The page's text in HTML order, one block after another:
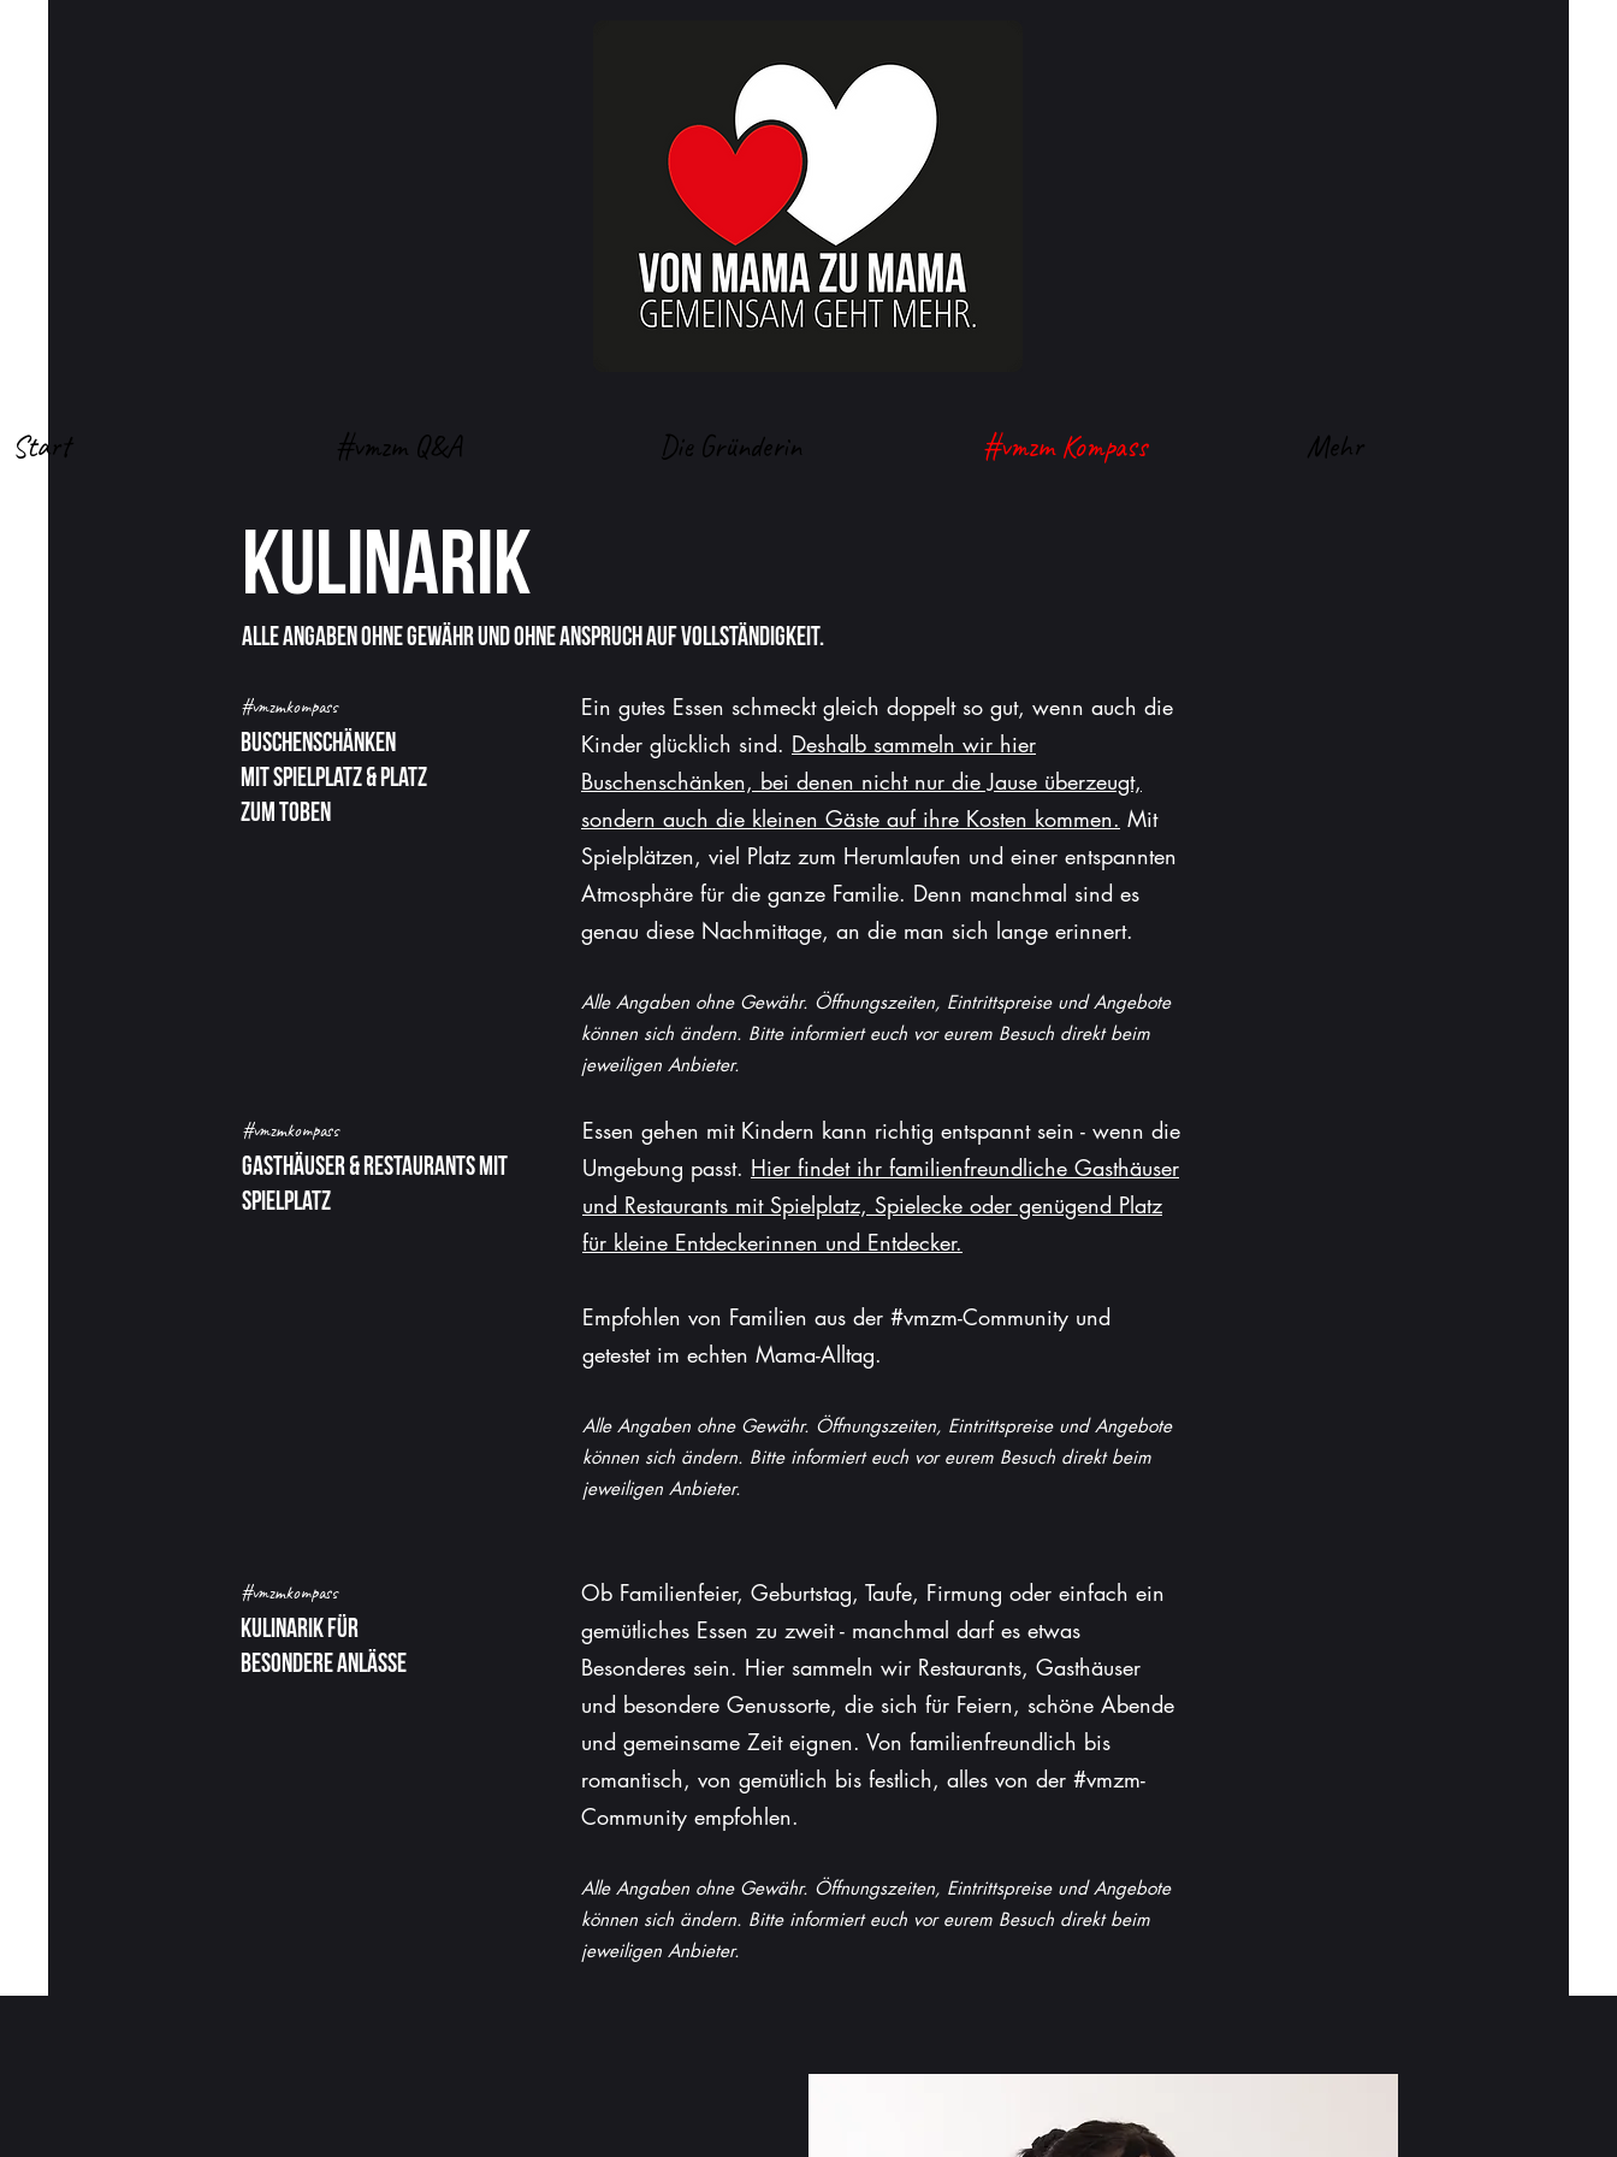
Start #vmzm Q&A Die Gründerin #vmzm Kompass Mehr
#vmzm Kompass
Alles, was den Familienalltag
einbisschen leichter macht.
Als Mama braucht man manchmal einfach die richtige Information zur richtigen Zeit.
Welche Apotheke hat heute Notdienst? Welcher Kinderarzt hat geöffnet? Wohin bei Ohrenschmerzen
Welche Buschenschänken sind wirklich familienfreundlich?
Genau dafür gibt es unseren Mama-Kompass.
Wir sammeln hier hilfreiche Informationen, Empfehlungen und Anlaufstellen für Familien - übersichtlich,
aktuell und direkt aus der Praxis. Kurz gesagt:
Alles, was den Familienalltag ein Stück leichter macht.
KulINARIK
Alle Angaben ohne GEWÄHR und ohne Anspruch auf Vollständigkeit.
#vmzmkompass
Buschenschänken
mit Spielplatz & Platz
zum Toben
Ein gutes Essen schmeckt gleich doppelt so gut, wenn auch die
Kinder glücklich sind. Deshalb sammeln wir hier
Buschenschänken, bei denen nicht nur die Jause überzeugt,
sondern auch die kleinen Gäste auf ihre Kosten kommen. Mit
Spielplätzen, viel Platz zum Herumlaufen und einer entspannten
Atmosphäre für die ganze Familie. Denn manchmal sind es
genau diese Nachmittage, an die man sich lange erinnert.
Alle Angaben ohne Gewähr. Öffnungszeiten, Eintrittspreise und Angebote
können sich ändern. Bitte informiert euch vor eurem Besuch direkt beim
jeweiligen Anbieter.
#vmzmkompass
Gasthäuser & Restaurants mit
Spielplatz
Essen gehen mit Kindern kann richtig entspannt sein - wenn die
Umgebung passt. Hier findet ihr familienfreundliche Gasthäuser
und Restaurants mit Spielplatz, Spielecke oder genügend Platz
für kleine Entdeckerinnen und Entdecker.
Empfohlen von Familien aus der #vmzm-Community und
getestet im echten Mama-Alltag.
Alle Angaben ohne Gewähr. Öffnungszeiten, Eintrittspreise und Angebote
können sich ändern. Bitte informiert euch vor eurem Besuch direkt beim
jeweiligen Anbieter.
#vmzmkompass
Kulinarik für
besondere Anlässe
Ob Familienfeier, Geburtstag, Taufe, Firmung oder einfach ein
gemütliches Essen zu zweit - manchmal darf es etwas
Besonderes sein. Hier sammeln wir Restaurants, Gasthäuser
und besondere Genussorte, die sich für Feiern, schöne Abende
und gemeinsame Zeit eignen. Von familienfreundlich bis
romantisch, von gemütlich bis festlich, alles von der #vmzm-
Community empfohlen.
Alle Angaben ohne Gewähr. Öffnungszeiten, Eintrittspreise und Angebote
können sich ändern. Bitte informiert euch vor eurem Besuch direkt beim
jeweiligen Anbieter.